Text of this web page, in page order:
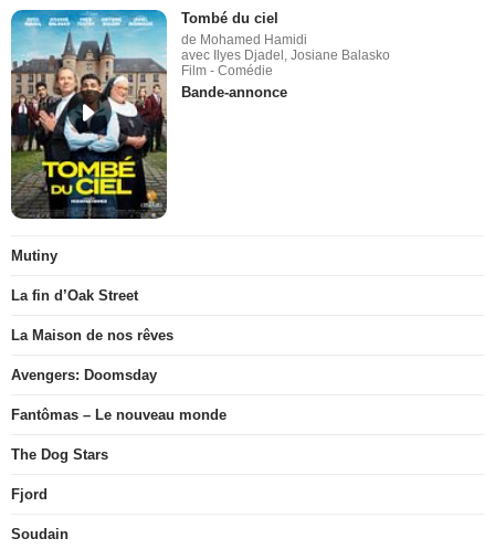
Tombé du ciel
de Mohamed Hamidi
avec Ilyes Djadel, Josiane Balasko
Film - Comédie
Bande-annonce
Mutiny
La fin d’Oak Street
La Maison de nos rêves
Avengers: Doomsday
Fantômas – Le nouveau monde
The Dog Stars
Fjord
Soudain